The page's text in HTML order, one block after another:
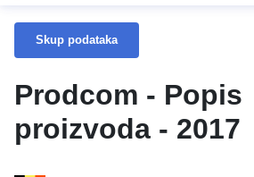
Skup podataka
Prodcom - Popis
proizvoda - 2017